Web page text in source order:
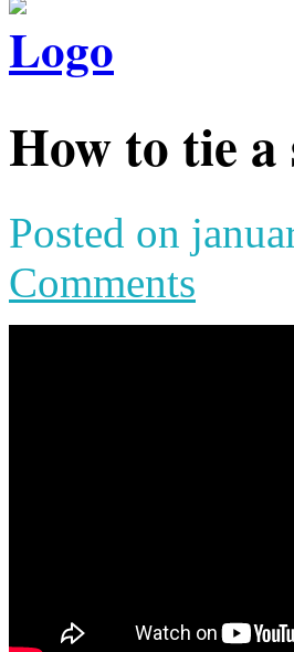
How to tie
Posted on
Comments